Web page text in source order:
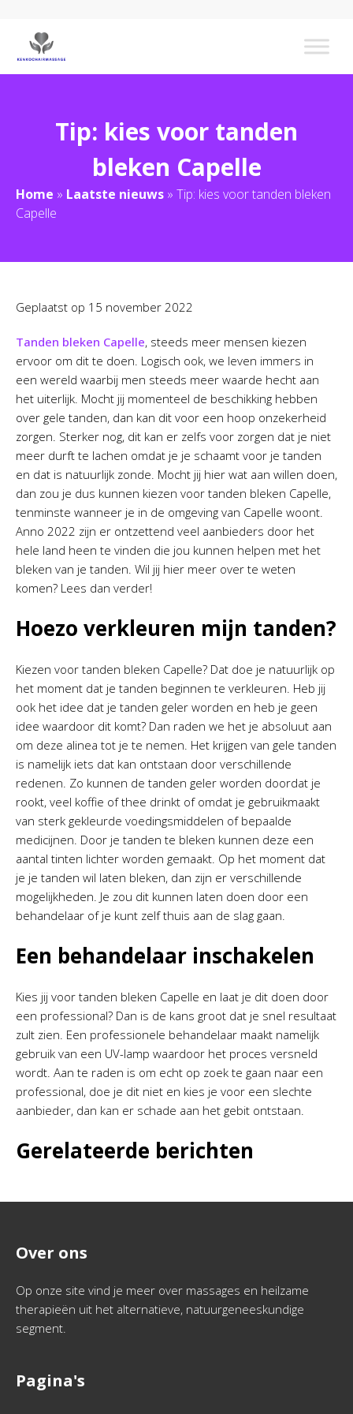
Tip: kies voor tanden
bleken Capelle
Home » Laatste nieuws » Tip: kies voor tanden bleken
Capelle
Geplaatst op 15 november 2022
Tanden bleken Capelle, steeds meer mensen kiezen
ervoor om dit te doen. Logisch ook, we leven immers in
een wereld waarbij men steeds meer waarde hecht aan
het uiterlijk. Mocht jij momenteel de beschikking hebben
over gele tanden, dan kan dit voor een hoop onzekerheid
zorgen. Sterker nog, dit kan er zelfs voor zorgen dat je niet
meer durft te lachen omdat je je schaamt voor je tanden
en dat is natuurlijk zonde. Mocht jij hier wat aan willen doen,
dan zou je dus kunnen kiezen voor tanden bleken Capelle,
tenminste wanneer je in de omgeving van Capelle woont.
Anno 2022 zijn er ontzettend veel aanbieders door het
hele land heen te vinden die jou kunnen helpen met het
bleken van je tanden. Wil jij hier meer over te weten
komen? Lees dan verder!
Hoezo verkleuren mijn tanden?
Kiezen voor tanden bleken Capelle? Dat doe je natuurlijk op
het moment dat je tanden beginnen te verkleuren. Heb jij
ook het idee dat je tanden geler worden en heb je geen
idee waardoor dit komt? Dan raden we het je absoluut aan
om deze alinea tot je te nemen. Het krijgen van gele tanden
is namelijk iets dat kan ontstaan door verschillende
redenen. Zo kunnen de tanden geler worden doordat je
rookt, veel koffie of thee drinkt of omdat je gebruikmaakt
van sterk gekleurde voedingsmiddelen of bepaalde
medicijnen. Door je tanden te bleken kunnen deze een
aantal tinten lichter worden gemaakt. Op het moment dat
je je tanden wil laten bleken, dan zijn er verschillende
mogelijkheden. Je zou dit kunnen laten doen door een
behandelaar of je kunt zelf thuis aan de slag gaan.
Een behandelaar inschakelen
Kies jij voor tanden bleken Capelle en laat je dit doen door
een professional? Dan is de kans groot dat je snel resultaat
zult zien. Een professionele behandelaar maakt namelijk
gebruik van een UV-lamp waardoor het proces versneld
wordt. Aan te raden is om echt op zoek te gaan naar een
professional, doe je dit niet en kies je voor een slechte
aanbieder, dan kan er schade aan het gebit ontstaan.
Gerelateerde berichten
Over ons
Op onze site vind je meer over massages en heilzame
therapieën uit het alternatieve, natuurgeneeskundige
segment.
Pagina's